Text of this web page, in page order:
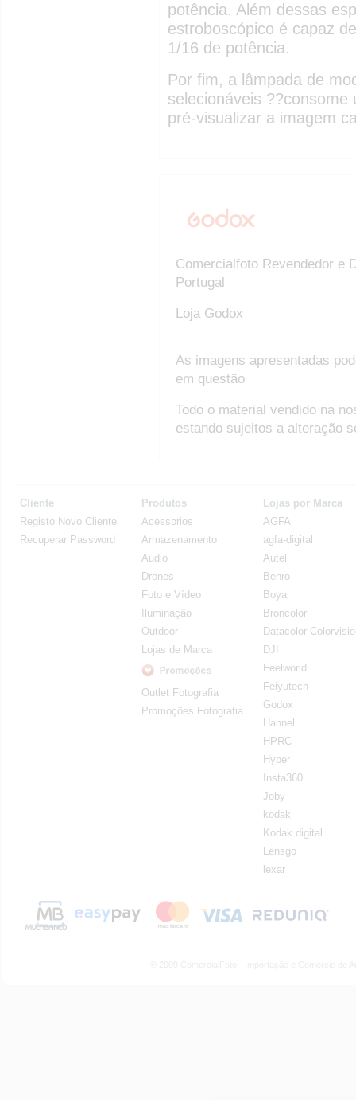
potência. Além dessas
estroboscópico é capaz
1/16 de potência.
Por fim, a lâmpada de
selecionáveis
pré-visualizar a imagem
Comercialfoto Revendedor e
Portugal
Loja Godox
As imagens apresentadas
em questão
Todo o material vendido na
estando sujeitos a alteração
Cliente
Registo Novo Cliente
Recuperar Password
Produtos
Acessorios
Armazenamento
Audio
Drones
Foto e Vídeo
Iluminação
Outdoor
Lojas de Marca
Outlet Fotografia
Promoções Fotografia
Lojas por Marca
AGFA
agfa-digital
Autel
Benro
Boya
Broncolor
Datacolor
DJI
Feelworld
Feiyutech
Godox
Hahnel
HPRC
Hyper
Insta360
Joby
kodak
Kodak digital
Lensgo
lexar